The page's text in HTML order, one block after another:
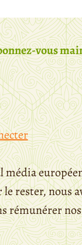
vous
média
rester, nous
rémunérer